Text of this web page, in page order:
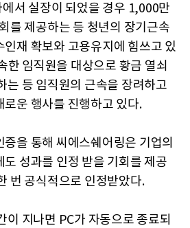
서 실장이 되었을 경우 1,000만
를 제공하는 등 청년의 장기근속
인재 확보와 고용유지에 힘쓰고 있
한 임직원을 대상으로 황금 열쇠
는 등 임직원의 근속을 장려하고
로운 행사를 진행하고 있다.
을 통해 씨에스쉐어링은 기업의
성과를 인정 받을 기회를 제공
번 공식적으로 인정받았다.
이 지나면 PC가 자동으로 종료되